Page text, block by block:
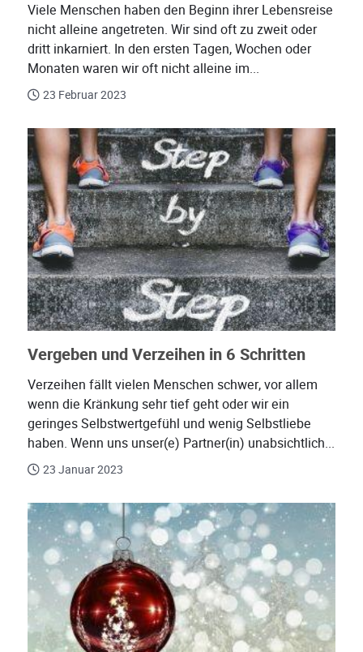
Viele Menschen haben den Beginn ihrer Lebensreise
nicht alleine angetreten. Wir sind oft zu zweit oder
dritt inkarniert. In den ersten Tagen, Wochen oder
Monaten waren wir oft nicht alleine im...
23 Februar 2023
Vergeben und Verzeihen in 6 Schritten
Verzeihen fällt vielen Menschen schwer, vor allem
wenn die Kränkung sehr tief geht oder wir ein
geringes Selbstwertgefühl und wenig Selbstliebe
haben. Wenn uns unser(e) Partner(in) unabsichtlich...
23 Januar 2023